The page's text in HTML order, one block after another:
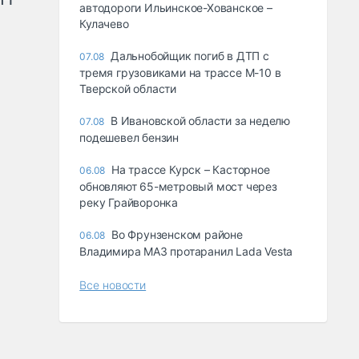
автодороги Ильинское-Хованское –
Кулачево
07.08 Дальнобойщик погиб в ДТП с
тремя грузовиками на трассе М-10 в
Тверской области
07.08 В Ивановской области за неделю
подешевел бензин
06.08 На трассе Курск – Касторное
обновляют 65-метровый мост через
реку Грайворонка
06.08 Во Фрунзенском районе
Владимира МАЗ протаранил Lada Vesta
Все новости